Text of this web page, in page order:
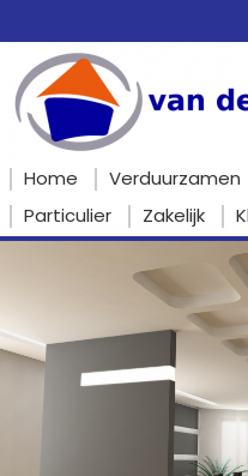
Home Verduurzamen
Particulier
Zakelijk